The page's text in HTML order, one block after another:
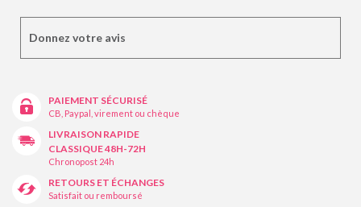
Donnez votre avis
PAIEMENT SÉCURISÉ
CB, Paypal, virement ou chèque
LIVRAISON RAPIDE
CLASSIQUE 48H-72H
Chronopost 24h
RETOURS ET ÉCHANGES
Satisfait ou remboursé